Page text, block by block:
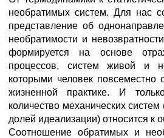
необратимых систем. Для нас
представление об
необратимости и
формируется на основе
процессов, систем живой и
которыми человек повсеместно
жизненной практике. И
количество механических систем
долей идеализации) относится к
Соотношение обратимых и